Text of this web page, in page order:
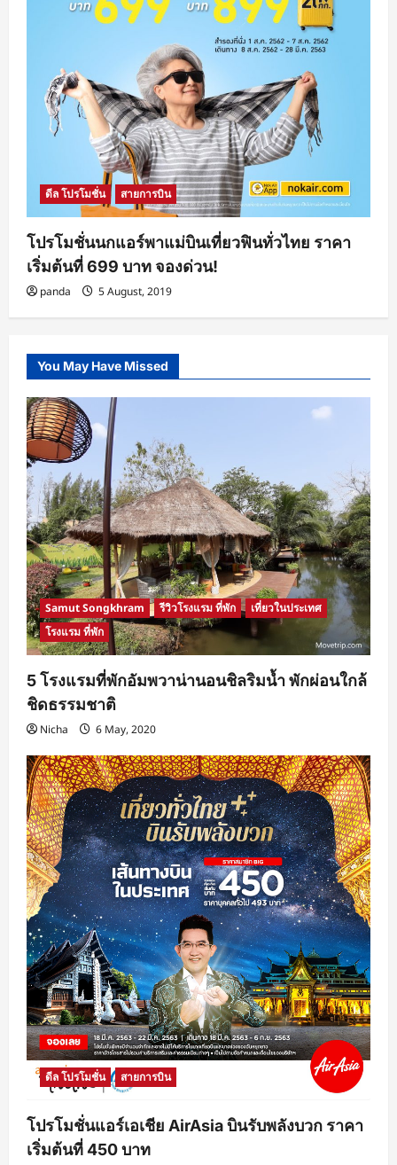
ดีล โปรโมชั่น สายการบิน
โปรโมชั่นนกแอร์พาแม่บินเที่ยวฟินทั่วไทย ราคา
เริ่มต้นที่ 699 บาท จองด่วน!
panda 5 August, 2019
You May Have Missed
Samut Songkhram รีวิวโรงแรม ที่พัก
เที่ยวในประเทศ
โรงแรม ที่พัก
5 โรงแรมที่พักอัมพวาน่านอนชิลริมน้ำ พักผ่อนใกล้
ชิดธรรมชาติ
Nicha 6 May, 2020
ดีล โปรโมชั่น สายการบิน
โปรโมชั่นแอร์เอเชีย AirAsia บินรับพลังบวก ราคา
เริ่มต้นที่ 450 บาท